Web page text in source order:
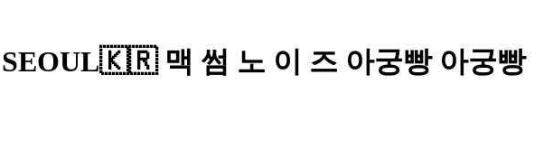
맥 썸 노 이 즈 아궁빵 아궁빵